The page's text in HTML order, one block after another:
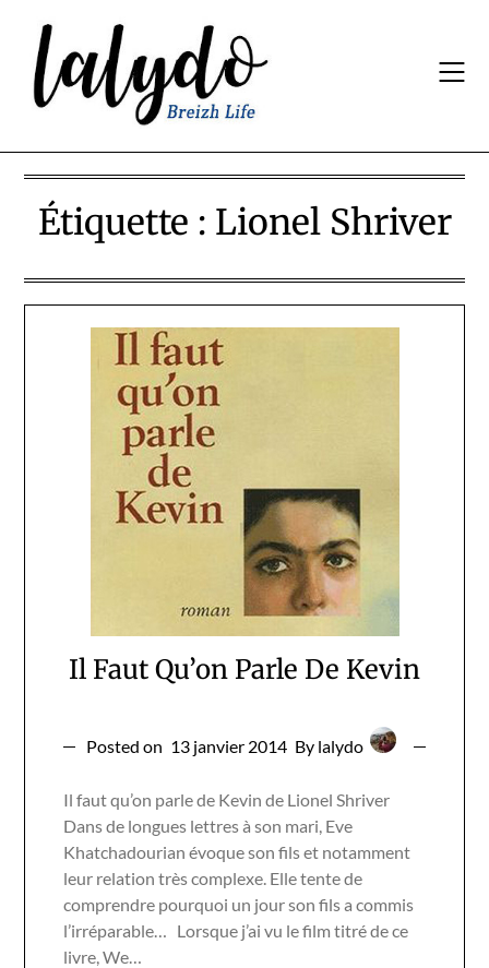
content
Étiquette : Lionel Shriver
Il Faut Qu’on Parle De Kevin
Posted on 13 janvier 2014 By lalydo
Il faut qu’on parle de Kevin de Lionel Shriver
Dans de longues lettres à son mari, Eve
Khatchadourian évoque son fils et notamment
leur relation très complexe. Elle tente de
comprendre pourquoi un jour son fils a commis
l’irréparable… Lorsque j’ai vu le film titré de ce
livre, We…